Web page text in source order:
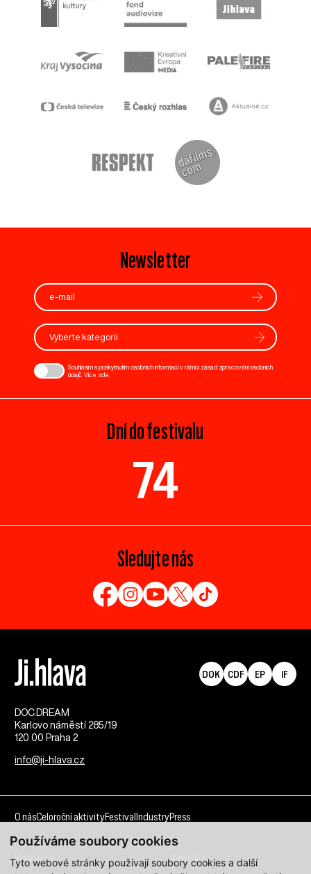
Používáme soubory cookies
Tyto webové stránky používají soubory cookies a další
Newsletter
Vyberte kategorii
Souhlasím s poskytnutím osobních informací v rámci zásad zpracování osobních
údajů. Více zde
Dní do festivalu
74
Sledujte nás
DOC.DREAM​
Karlovo náměstí 285/19
120 00 Praha 2
info@ji-hlava.cz
DOK CDF EP IF
O násCeloroční aktivityFestival IndustryPress
Kdo jsme
Kontakt